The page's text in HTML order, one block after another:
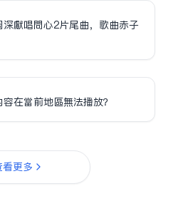
獻唱問心2片尾曲，歌曲赤子
在當前地區無法播放？
看更多